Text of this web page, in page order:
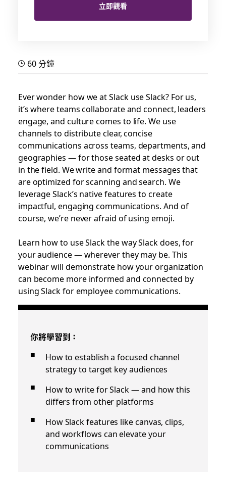
立即觀看
60 分鐘
Ever wonder how we at Slack use Slack? For us,
it’s where teams collaborate and connect, leaders
engage, and culture comes to life. We use
channels to distribute clear, concise
communications across teams, departments, and
geographies — for those seated at desks or out
in the field. We write and format messages that
are optimized for scanning and search. We
leverage Slack’s native features to create
impactful, engaging communications. And of
course, we’re never afraid of using emoji.
Learn how to use Slack the way Slack does, for
your audience — wherever they may be. This
webinar will demonstrate how your organization
can become more informed and connected by
using Slack for employee communications.
你將學習到：
How to establish a focused channel
strategy to target key audiences
How to write for Slack — and how this
differs from other platforms
How Slack features like canvas, clips,
and workflows can elevate your
communications